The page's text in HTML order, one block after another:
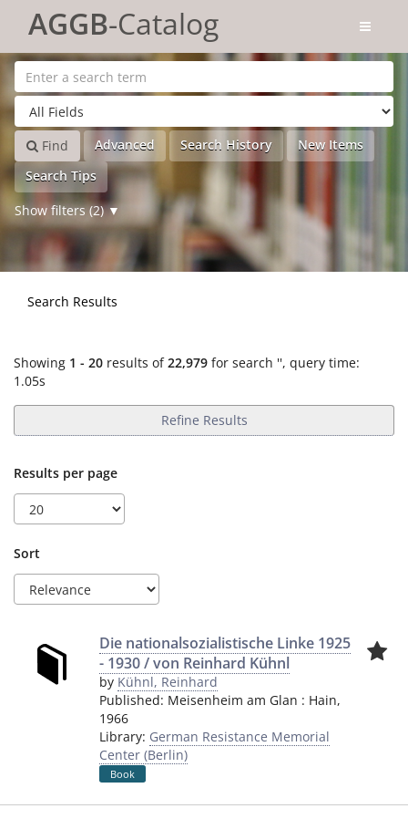
22,979
AGGB-Catalog
Find Advanced Search History
New Items
Search Tips
Show filters (2)
Search Results
Showing 1 - 20 results of22,979 for search '', query time:
1.05s
Refine Results
Results per page
Sort
Die nationalsozialistische Linke 1925
- 1930 / von Reinhard Kühnl
by Kühnl, Reinhard
Published: Meisenheim am Glan : Hain,
1966
Library: German Resistance Memorial
Center (Berlin)
Book